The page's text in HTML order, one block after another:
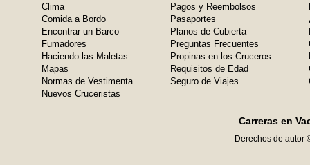
Clima
Comida a Bordo
Encontrar un Barco
Fumadores
Haciendo las Maletas
Mapas
Normas de Vestimenta
Nuevos Cruceristas
Pagos y Reembolsos
Pasaportes
Planos de Cubierta
Preguntas Frecuentes
Propinas en los Cruceros
Requisitos de Edad
Seguro de Viajes
Carreras en
Derechos de autor